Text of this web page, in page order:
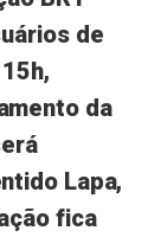
de
da
Lapa,
fica